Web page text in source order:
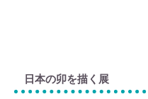
日本の卯を描く展